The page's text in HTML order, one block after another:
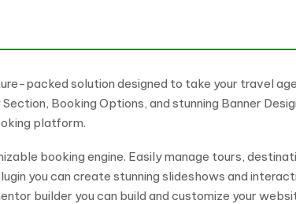
packed solution designed to take your travel
Booking Options, and stunning Banner
platform.
booking engine. Easily manage tours,
you can create stunning slideshows and
builder you can build and customize your